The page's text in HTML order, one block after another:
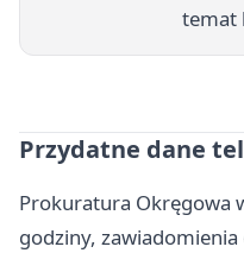
temat
Przydatne dane
Prokuratura Okręgowa
godziny,